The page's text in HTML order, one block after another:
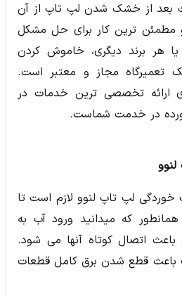
تا 24 ساعت بعد از خشک شدن لپ تاپ از آن
و مطمئن ترین کار برای حل مشکل
هر برند دیگری، خاموش کردن
تعمیرگاه مجاز و معتبر است.
ارائه تخصصی ترین خدمات در
در خدمت شماست.
خوردگی لپ تاپ لنوو لازم است تا
که میدانید ورود آب به
باعث اتصال کوتاه آنها می شود.
باعث قطع شدن برق کامل قطعات